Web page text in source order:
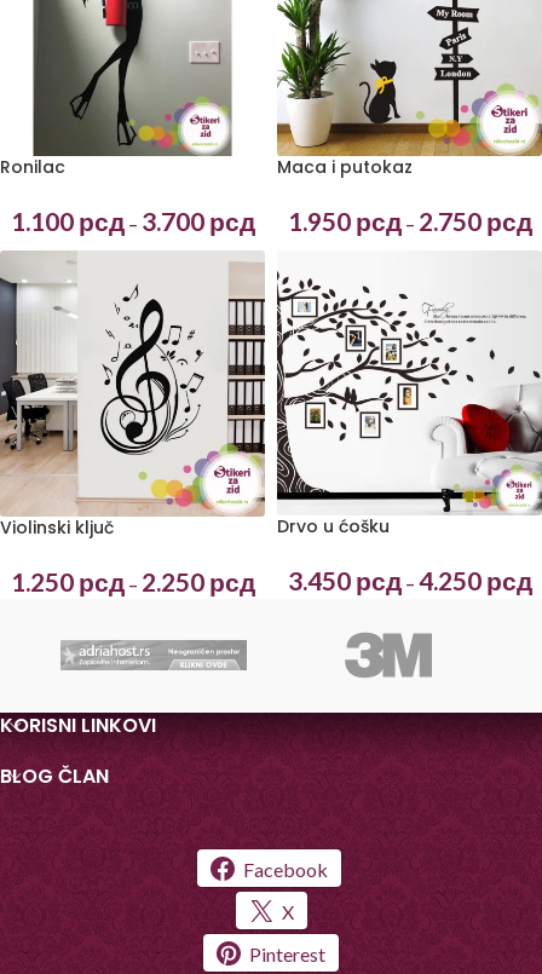
Ronilac
1.100 рсд – 3.700 рсд
Maca i putokaz
1.950 рсд – 2.750 рсд
Violinski ključ
1.250 рсд – 2.250 рсд
Drvo u ćošku
3.450 рсд – 4.250 рсд
KORISNI LINKOVI
BLOG ČLAN
Facebook
X
Pinterest